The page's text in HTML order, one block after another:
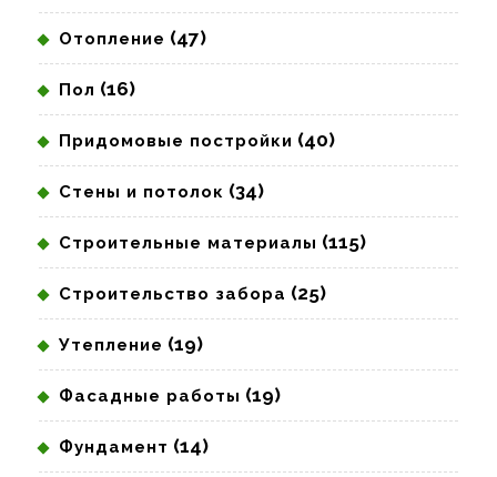
Отопление (47)
Пол (16)
Придомовые постройки (40)
Стены и потолок (34)
Строительные материалы (115)
Строительство забора (25)
Утепление (19)
Фасадные работы (19)
Фундамент (14)